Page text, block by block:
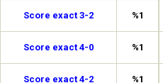
Score exact 3-2 %1
Score exact 4-0 %1
Score exact 4-2 %1